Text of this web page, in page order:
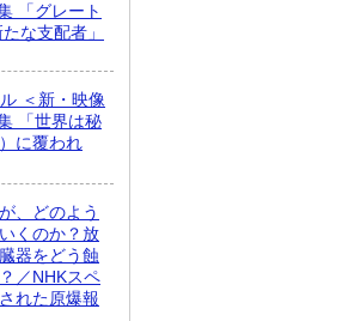
「グレート
な支配者」
＜新・映像
「世界は秘
に覆われ
、どのよう
くのか？放
器をどう蝕
／NHKスペ
れた原爆報